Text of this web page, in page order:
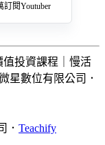
閱Youtuber
投資課程｜慢活
星數位有限公司 ．
． Teachify